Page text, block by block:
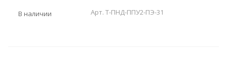
В наличии Арт. T-ПНД-ППУ2-ПЭ-31